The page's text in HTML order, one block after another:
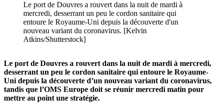
Le port de Douvres a rouvert dans la nuit de mardi à
mercredi, desserrant un peu le cordon sanitaire qui
entoure le Royaume-Uni depuis la découverte d'un
nouveau variant du coronavirus. [Kelvin
Atkins/Shutterstock]
Le port de Douvres a rouvert dans la nuit de mardi à mercredi,
desserrant un peu le cordon sanitaire qui entoure le Royaume-
Uni depuis la découverte d’un nouveau variant du coronavirus,
tandis que l’OMS Europe doit se réunir mercredi matin pour
mettre au point une stratégie.